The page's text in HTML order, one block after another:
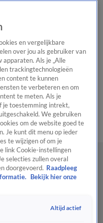
Het beste van Hart
Tip de
Tip de redactiePanelVideo's
en vergelijkbare
over jou als gebruiker van
apparaten. Als je „Alle
trackingtechnologieën
content te kunnen
te verbeteren en om
te meten. Als je
je toestemming intrekt,
We gebruiken
om de website goed te
Je kunt dit menu op ieder
te wijzigen of om je
link Cookie-instellingen
selecties zullen overal
doorgevoerd. Raadpleeg
Bekijk hier onze
Altijd actief